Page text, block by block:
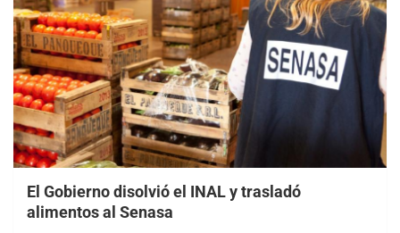
El Gobierno disolvió el INAL y trasladó
alimentos al Senasa